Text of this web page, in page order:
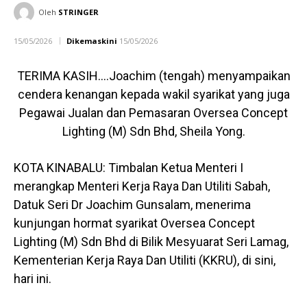
Oleh STRINGER
15/05/2026 Dikemaskini 15/05/2026
TERIMA KASIH….Joachim (tengah) menyampaikan
cendera kenangan kepada wakil syarikat yang juga
Pegawai Jualan dan Pemasaran Oversea Concept
Lighting (M) Sdn Bhd, Sheila Yong.
KOTA KINABALU: Timbalan Ketua Menteri I
merangkap Menteri Kerja Raya Dan Utiliti Sabah,
Datuk Seri Dr Joachim Gunsalam, menerima
kunjungan hormat syarikat Oversea Concept
Lighting (M) Sdn Bhd di Bilik Mesyuarat Seri Lamag,
Kementerian Kerja Raya Dan Utiliti (KKRU), di sini,
hari ini.